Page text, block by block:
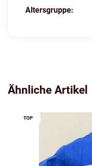
Produkteigenschaft
Wert
Altersgruppe:
Ähnliche Artikel
TOP